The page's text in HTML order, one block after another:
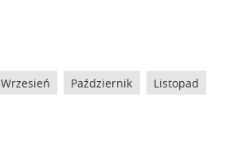
Wrzesień Październik Listopad